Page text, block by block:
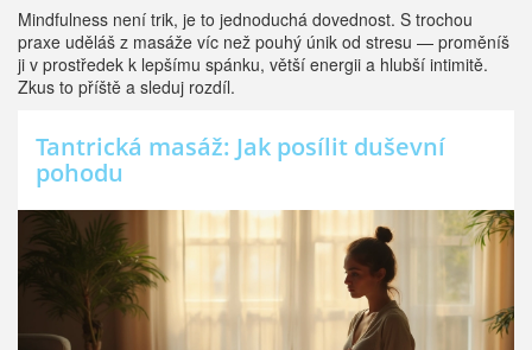
Mindfulness není trik, je to jednoduchá dovednost. S trochou
praxe uděláš z masáže víc než pouhý únik od stresu — proměníš
ji v prostředek k lepšímu spánku, větší energii a hlubší intimitě.
Zkus to příště a sleduj rozdíl.
Tantrická masáž: Jak posílit duševní
pohodu